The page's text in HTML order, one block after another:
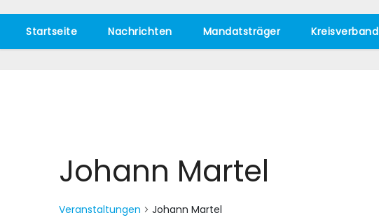
Startseite Nachrichten Mandatsträger Kreisverband
Johann Martel
Veranstaltungen Johann Martel